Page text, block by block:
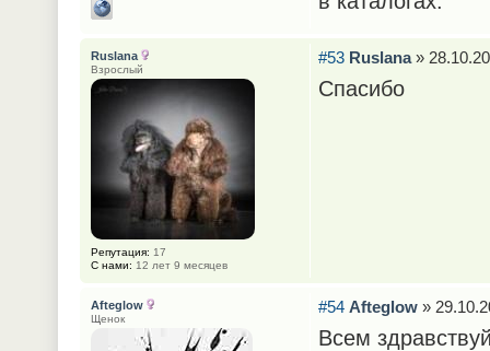
#53 Ruslana»
Спасибо
Ruslana
Взрослый
Репутация: 17
С нами: 12 лет 9 месяцев
#54 Afteglow»
Всем
Afteglow
Щенок